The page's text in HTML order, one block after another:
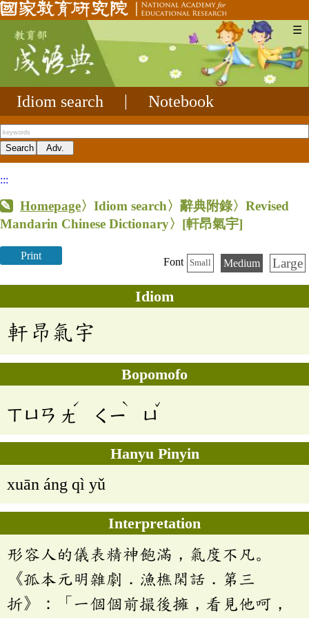
☰
Idiom search Notebook
:::
Homepage〉Idiom search〉辭典附錄〉Revised
Mandarin Chinese Dictionary〉 [軒昂氣宇]
Print
Font Small Medium Large
Idiom
軒昂氣宇
Bopomofo
ㄒㄩㄢ ㄤ
ˊ
ㄑㄧ
ˋ
ㄩ
ˇ
Hanyu Pinyin
xuān áng qì yǔ
Interpretation
形容人的儀表精神飽滿，氣度不凡。
《孤本元明雜劇．漁樵閑話．第三
折》：「一個個前撮後擁，看見他呵，